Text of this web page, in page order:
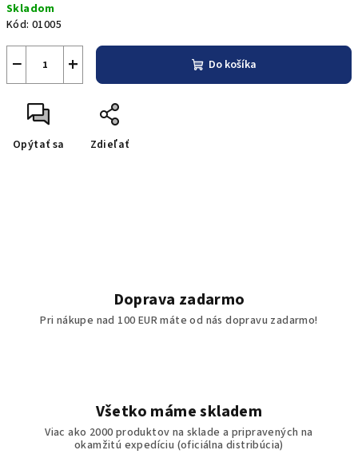
cena:
Skladom
Kód: 01005
+
− Do košíka
Opýtať sa Zdieľať
Doprava zadarmo
Pri nákupe nad 100 EUR máte od nás dopravu zadarmo!
Všetko máme skladem
Viac ako 2000 produktov na sklade a pripravených na
okamžitú expedíciu (oficiálna distribúcia)